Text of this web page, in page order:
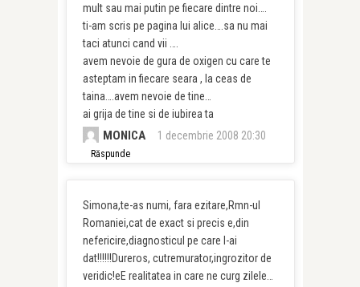
mult sau mai putin pe fiecare dintre noi….
ti-am scris pe pagina lui alice….sa nu mai
taci atunci cand vii ….
avem nevoie de gura de oxigen cu care te
asteptam in fiecare seara , la ceas de
taina….avem nevoie de tine…
ai grija de tine si de iubirea ta
MONICA 1 decembrie 2008 20:30
Răspunde
Simona,te-as numi, fara ezitare,Rmn-ul
Romaniei,cat de exact si precis e,din
nefericire,diagnosticul pe care l-ai
dat!!!!!!Dureros, cutremurator,ingrozitor de
veridic!eE realitatea in care ne curg zilele…